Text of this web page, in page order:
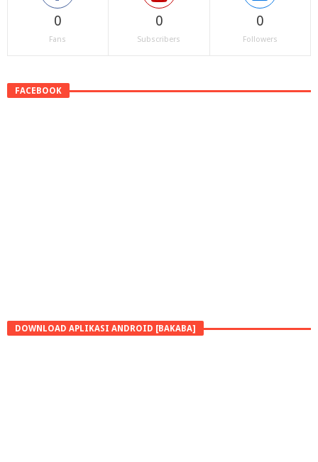
0
Fans
0
Subscribers
0
Followers
FACEBOOK
DOWNLOAD APLIKASI ANDROID [BAKABA]